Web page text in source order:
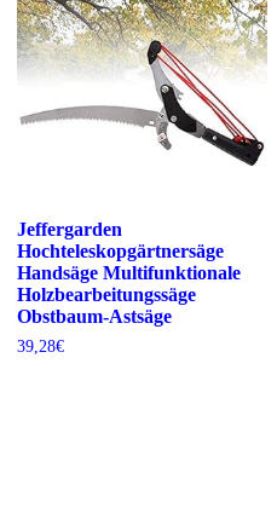
Jeffergarden
Hochteleskopgärtnersäge
Handsäge Multifunktionale
Holzbearbeitungssäge
Obstbaum-Astsäge
39,28€